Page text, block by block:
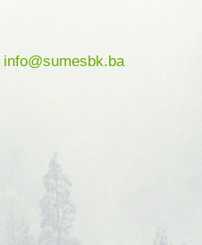
info@sumesbk.ba